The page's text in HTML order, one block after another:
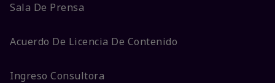
Sala De Prensa
Acuerdo De Licencia De Contenido
Ingreso Consultora